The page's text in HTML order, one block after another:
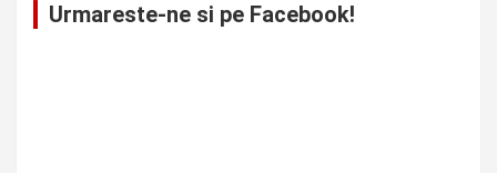
Urmareste-ne si pe Facebook!